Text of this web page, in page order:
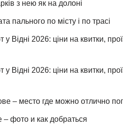
з нею як на долоні
пального по місту і по трасі
Відні 2026: ціни на квитки,
Відні 2026: ціни на квитки,
– место где можно отлично
фото и как добраться